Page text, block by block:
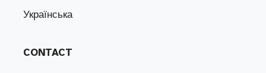
Українська
CONTACT